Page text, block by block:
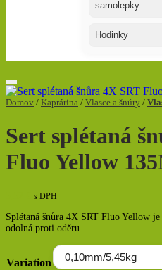
samolepky
Hodinky
Domov / Kaprárina / Vlasce a šnúry /
Sert splétaná
Fluo Yellow
s DPH
Splétaná šnůra 4X SRT Fluo Yellow
odolná proti oděru.
Variation